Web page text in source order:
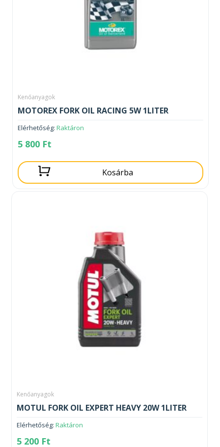
Kenőanyagok
MOTOREX FORK OIL RACING 5W 1LITER
Elérhetőség: Raktáron
5 800 Ft
Kosárba
Kenőanyagok
MOTUL FORK OIL EXPERT HEAVY 20W 1LITER
Elérhetőség: Raktáron
5 200 Ft